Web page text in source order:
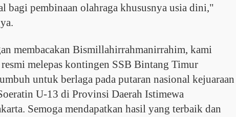
bagi pembinaan olahraga khususnya usia dini,"
membacakan Bismillahirrahmanirrahim, kami
resmi melepas kontingen SSB Bintang Timur
untuk berlaga pada putaran nasional kejuaraan
U-13 di Provinsi Daerah Istimewa
Semoga mendapatkan hasil yang terbaik dan